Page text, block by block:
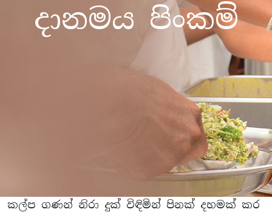
දානමය පිංකම්
කල්ප ගණන් නිරා දුක් විඳිමින් පිනක් දහමක් කර